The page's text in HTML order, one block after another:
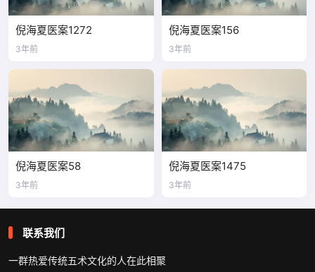
倪海夏医案1272
3年前
倪海夏医案156
3年前
倪海夏医案58
3年前
倪海夏医案1475
3年前
联系我们
一群热爱传统五术文化的人在此相聚